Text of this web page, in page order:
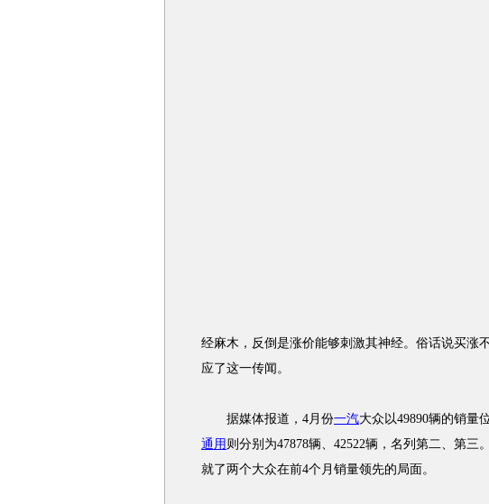
经麻木，反倒是涨价能够刺激其神经。俗话说买涨
应了这一传闻。
据媒体报道，4月份一汽大众以49890辆的销量
通用 则分别为47878辆、42522辆，名列第二、第三
就了两个大众在前4个月销量领先的局面。